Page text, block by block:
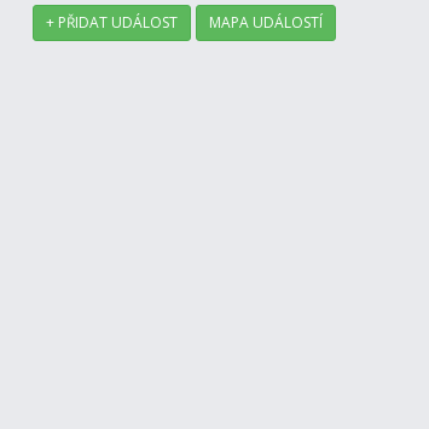
+ PŘIDAT UDÁLOST MAPA UDÁLOSTÍ